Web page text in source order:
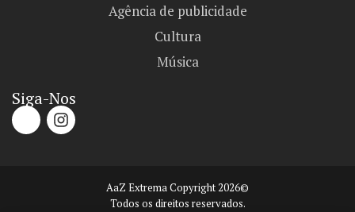
Agência de publicidade
Cultura
Música
Siga-Nos
AaZ Extrema Copyright 2026©
Todos os direitos reservados.